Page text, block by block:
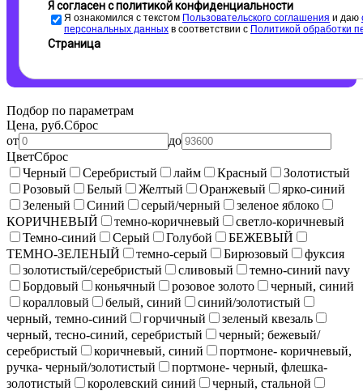
Я согласен с политикой конфиденциальности
Я ознакомился с текстом Пользовательского соглашения и даю
персональных данных в соответствии с Политикой обработки
Страница
Подбор по параметрам
Цена, руб.Сброс
от
до
ЦветСброс
Черный
Серебристый лайм Красный
Золотистый
Розовый
Белый Желтый Оранжевый
ярко-синий
Зеленый
Синий серый/черный
зеленое яблоко
КОРИЧНЕВЫЙ
темно-коричневый
светло-коричневый
Темно-синий
Серый Голубой
БЕЖЕВЫЙ
ТЕМНО-ЗЕЛЕНЫЙ
темно-серый Бирюзовый
фуксия
золотистый/серебристый
сливовый
темно-синий navy
Бордовый
коньячный розовое золото
черный, синий
коралловый
белый, синий
синий/золотистый
черный, темно-синий
горчичный
зеленый квезаль
черный, тесно-синий, серебристый
черный; бежевый/
серебристый
коричневый, синий
портмоне- коричневый,
ручка- черный/золотистый
портмоне- черный, флешка-
золотистый
королевский синий
черный, стальной